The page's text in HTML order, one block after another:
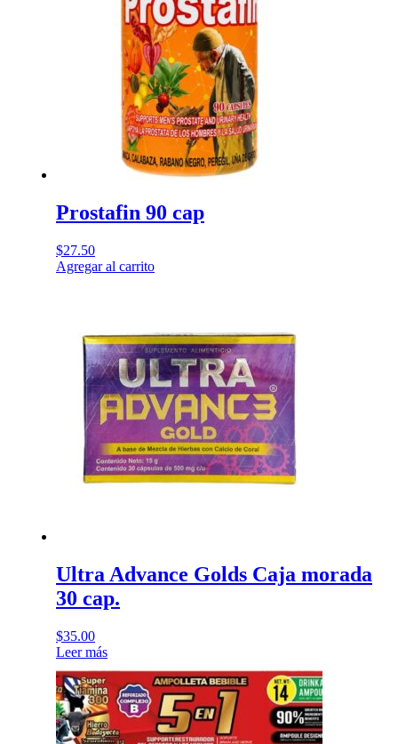
Prostafin 90 cap
$27.50
Agregar al carrito
Ultra Advance Golds Caja morada
30 cap.
$35.00
Leer más